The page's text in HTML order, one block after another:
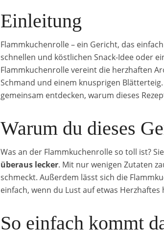
Einleitung
Flammkuchenrolle – ein Gericht, das
schnellen und köstlichen Snack-Idee oder
Flammkuchenrolle vereint die herzhaften
Schmand und einem knusprigen
gemeinsam entdecken, warum dieses
Warum du dieses
Was an der Flammkuchenrolle so toll ist?
überaus lecker. Mit nur wenigen Zutaten
schmeckt. Außerdem lässt sich die
einfach, wenn du Lust auf etwas Herzhaftes
So einfach kommt